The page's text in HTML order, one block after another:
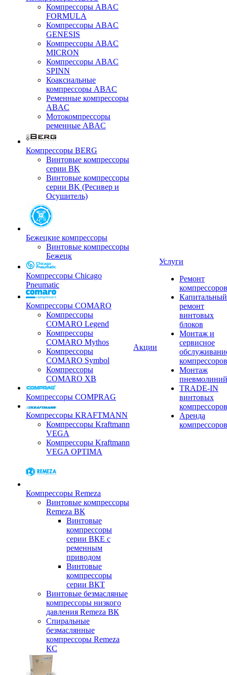
Компрессоры ABAC
FORMULA
Компрессоры ABAC
GENESIS
Компрессоры ABAC
MICRON
Компрессоры ABAC
SPINN
Коаксиальные
компрессоры ABAC
Ременные компрессоры
ABAC
Мотокомпрессоры
ременные ABAC
Компрессоры BERG
Винтовые компрессоры
серии BK
Винтовые компрессоры
серии BK (Ресивер и
Осушитель)
Бежецкие компрессоры
Винтовые компрессоры
Бежецк
Компрессоры Chicago
Pneumatic
Компрессоры COMARO
Компрессоры
COMARO Legend
Компрессоры
COMARO Mythos
Компрессоры
COMARO Symbol
Компрессоры
COMARO XB
Компрессоры COMPRAG
Компрессоры KRAFTMANN
Компрессоры Kraftmann
VEGA
Компрессоры Kraftmann
VEGA OPTIMA
Компрессоры Remeza
Винтовые компрессоры
Remeza ВК
Винтовые
компрессоры
серии ВКЕ с
ременным
приводом
Винтовые
компрессоры
серии ВКТ
Винтовые безмасляные
компрессоры низкого
давления Remeza ВК
Спиральные
безмаслянные
компрессоры Remeza
КС
Акции
Услуги
Ремонт
компрессоров
Капитальный
ремонт
винтовых
блоков
Монтаж и
сервисное
компрессоров
Монтаж
пневмолиний
TRADE-IN
винтовых
компрессоров
Аренда
компрессоров